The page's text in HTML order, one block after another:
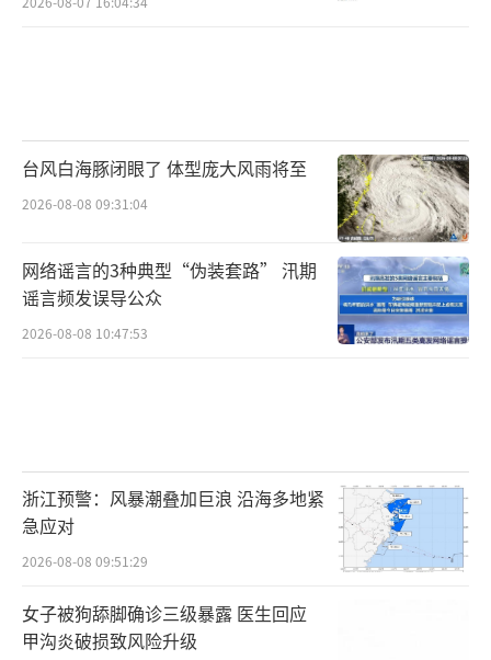
台风白海豚闭眼了 体型庞大风雨将至
2026-08-08 09:31:04
网络谣言的3种典型“伪装套路” 汛期
谣言频发误导公众
2026-08-08 10:47:53
浙江预警：风暴潮叠加巨浪 沿海多地紧
急应对
2026-08-08 09:51:29
女子被狗舔脚确诊三级暴露 医生回应
甲沟炎破损致风险升级